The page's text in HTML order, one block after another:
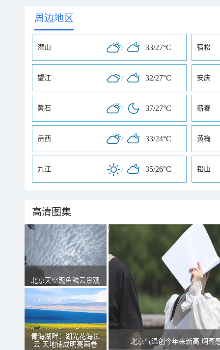
周边地区
潜山 / 33/27°C 宿松
望江 / 32/27°C 安庆
黄石 / 37/27°C 蕲春
岳西 / 33/24°C 黄梅
九江 / 35/26°C 铅山
高清图集
北京天空现鱼鳞云景观
青海湖畔：湖光花海长
云 天地铺成明亮画卷
北京气温创今年来新高 焖蒸